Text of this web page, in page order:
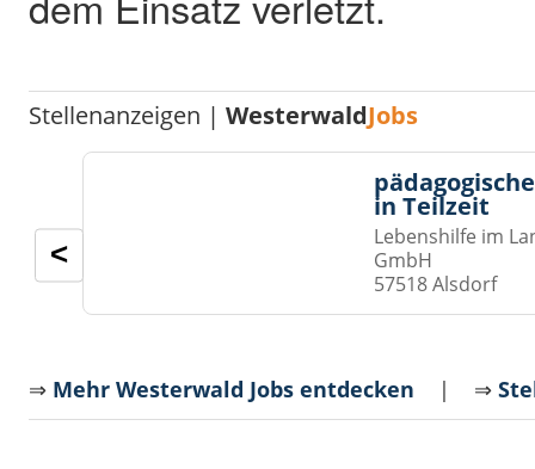
Stellenanzeigen |WesterwaldJobs
in Teilzeit
Lebenshilfe im
GmbH
57518 Alsdorf
<
⇒ Mehr Westerwald Jobs entdecken | ⇒